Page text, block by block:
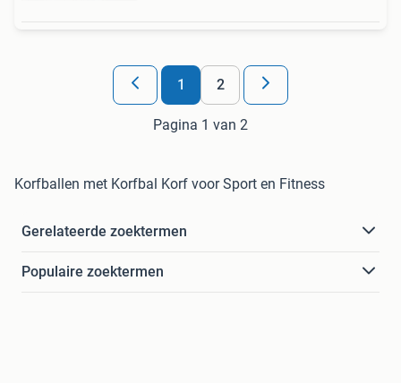
1 2
Pagina 1 van 2
Korfballen met Korfbal Korf voor Sport en Fitness
Gerelateerde zoektermen
Populaire zoektermen